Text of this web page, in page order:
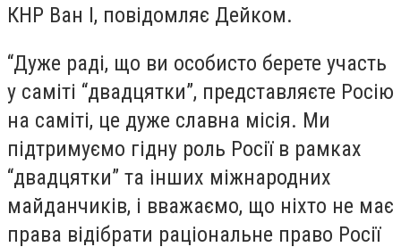
КНР Ван І, повідомляє Дейком.
“Дуже раді, що ви особисто берете участь
у саміті “двадцятки”, представляєте Росію
на саміті, це дуже славна місія. Ми
підтримуємо гідну роль Росії в рамках
“двадцятки” та інших міжнародних
майданчиків, і вважаємо, що ніхто не має
права відібрати раціональне право Росії